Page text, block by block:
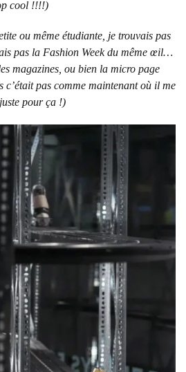
cool !!!!)
ou même étudiante, je trouvais pas
pas la Fashion Week du même œil…
magazines, ou bien la micro page
c’était pas comme maintenant où il me
pour ça !)